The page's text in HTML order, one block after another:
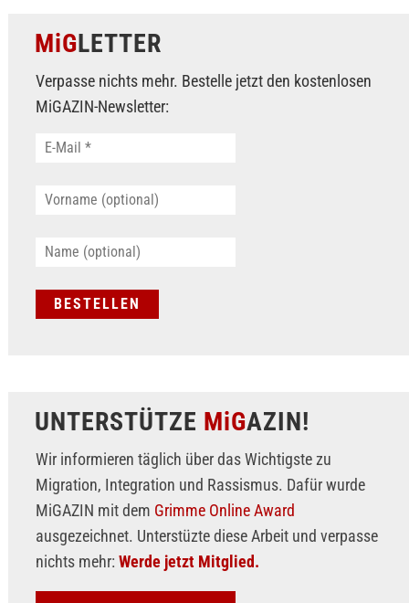
MiGLETTER
Verpasse nichts mehr. Bestelle jetzt den kostenlosen
MiGAZIN-Newsletter:
UNTERSTÜTZE MiGAZIN!
Wir informieren täglich über das Wichtigste zu
Migration, Integration und Rassismus. Dafür wurde
MiGAZIN mit dem Grimme Online Award
ausgezeichnet. Unterstüzte diese Arbeit und verpasse
nichts mehr: Werde jetzt Mitglied.